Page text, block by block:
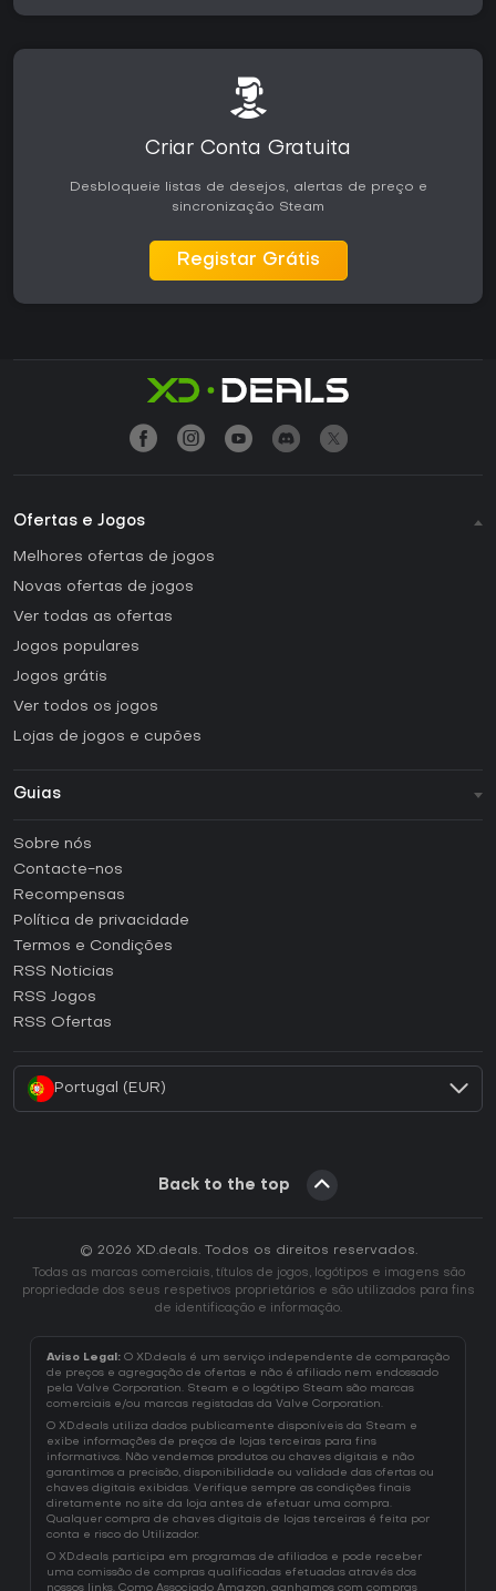
Criar Conta Gratuita
Desbloqueie listas de desejos, alertas de preço e
sincronização Steam
Registar Grátis
Ofertas e Jogos
Melhores ofertas de jogos
Novas ofertas de jogos
Ver todas as ofertas
Jogos populares
Jogos grátis
Ver todos os jogos
Lojas de jogos e cupões
Guias
Como ativar uma CD Key Steam?
Como ativar uma CD Key Epic Games?
Como ativar uma CD Key GOG?
Como ativar uma CD Key Ubisoft Connect?
Sobre nós
Contacte-nos
Recompensas
Política de privacidade
Termos e Condições
RSS Noticias
RSS Jogos
RSS Ofertas
Portugal (EUR)
Back to the top
© 2026 XD.deals. Todos os direitos reservados.
Todas as marcas comerciais, títulos de jogos, logótipos e imagens são
propriedade dos seus respetivos proprietários e são utilizados para fins
de identificação e informação.
Aviso Legal: O XD.deals é um serviço independente de comparação
de preços e agregação de ofertas e não é afiliado nem endossado
pela Valve Corporation. Steam e o logótipo Steam são marcas
comerciais e/ou marcas registadas da Valve Corporation.
O XD.deals utiliza dados publicamente disponíveis da Steam e
exibe informações de preços de lojas terceiras para fins
informativos. Não vendemos produtos ou chaves digitais e não
garantimos a precisão, disponibilidade ou validade das ofertas ou
chaves digitais exibidas. Verifique sempre as condições finais
diretamente no site da loja antes de efetuar uma compra.
Qualquer compra de chaves digitais de lojas terceiras é feita por
conta e risco do Utilizador.
O XD.deals participa em programas de afiliados e pode receber
uma comissão de compras qualificadas efetuadas através dos
nossos links. Como Associado Amazon, ganhamos com compras